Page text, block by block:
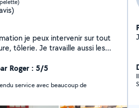
je peux intervenir sur tout
tôlerie. Je travaille aussi les
moto/déco. N'hésitez pas à
Instagram et Facebook
Roger : 5/5
service avec beaucoup de